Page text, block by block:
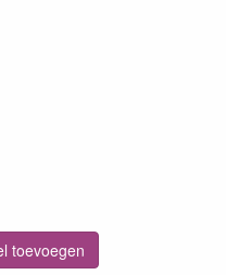
toevoegen